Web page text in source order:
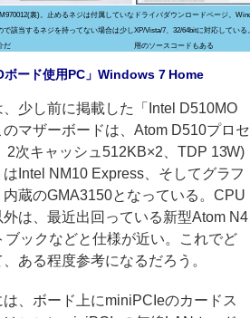
裏)。止めるネジは付属していな
で該当するネジを持ってない場合は少し
だ
ドライバダウンロードページ。
XP/Vista/7、32/64bitに対応している
用のソースコードもある
ード使用PC」Windows 7 Home
少し前に掲載した「Intel D510MO
マザーボードは、Atom D510プロセ
2次キャッシュ512KB×2、TDP 13W)
Intel NM10 Express、そしてグラフ
蔵のGMA3150となっている。CPU
は、最近出回っている新型Atom N4
ックなどと仕様が近い。これでど
ある程度参考になるだろう。
、ボード上にminiPCIeのカードス